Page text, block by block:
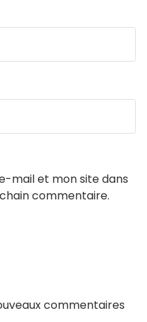
mail et mon site dans
commentaire.
commentaires